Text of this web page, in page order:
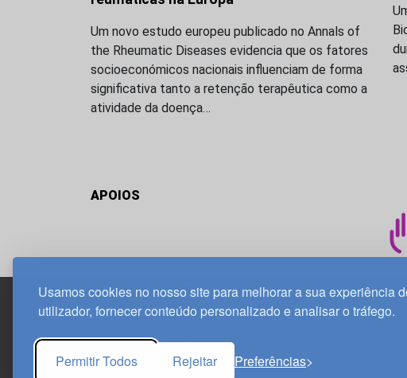
Usamos cookies no nosso site para melhorar a sua experiência
utilizador, fornecer conteúdo personalizado e analisar o tráfego.
Permitir Todos Rejeitar Preferências
Um novo estudo europeu publicado no Annals of
the Rheumatic Diseases evidencia que os fatores
socioeconómicos nacionais influenciam de forma
significativa tanto a retenção terapêutica como a
atividade da doença…
APOIOS
1800-282 Lisboa | Portugal
21 850 40 65